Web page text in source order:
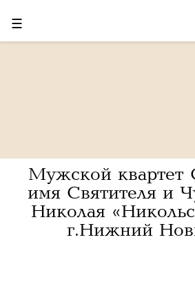
☰
Мужской квартет
имя Святителя и
Николая
г.Нижний